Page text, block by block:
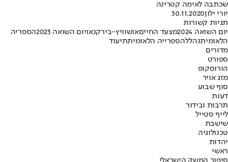
שכתבה לאימה קטרינה
יורי ילון30.11.2020
תגיות קשורות
יום השואה 2024
מצעד החייםאושוויץ-בירקנאויום השואה 2023
הספריה
הלאומיתנהללהספרייה הלאומיתתיעוד
מדורים
ספורט
הורוסקופ
מזג אויר
סוף שבוע
דעות
תרבות ובידור
לייף סטייל
שישבת
טכנולוגיה
יהדות
ראשי